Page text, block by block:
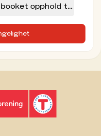
opphold til